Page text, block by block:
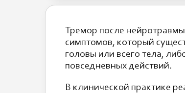
Тремор после
симптомов, который
головы или всего тела,
повседневных действий.
В клинической практике